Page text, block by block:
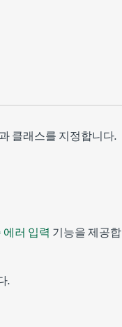
클래스를 지정합니다.
에러 입력 기능을 제공합
.